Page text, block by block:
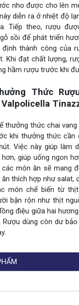
nho được cho lên
diễn ra ở nhiệt độ
Tiếp theo, rượu
sồi để phát triển
định thành công của
Khi đạt chất lượng,
hầm rượu trước khi
Thức
thưởng thức chai vang
khi thưởng thức cần
Việc này giúp làm
giúp uống ngon
món ăn sẽ mang
thích hợp như salat,
món chế biến từ
bận rộn như thịt
điệu giữa hai
dùng còn dư